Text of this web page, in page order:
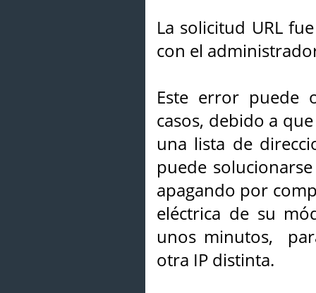
La solicitud URL
con el
Este error puede
casos, debido a
una lista de
puede
apagando por
eléctrica de su
unos minutos,
otra IP distinta.